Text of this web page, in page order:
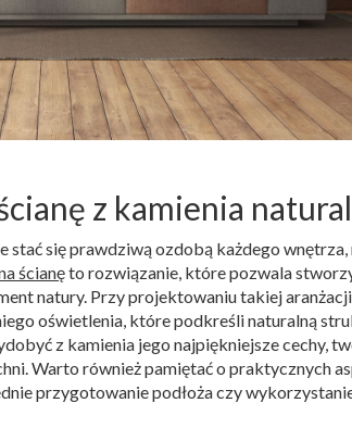
z kamienia
stać się prawdziwą ozdobą każdego wnętrza,
ścianęto rozwiązanie, które pozwala
natury. Przy projektowaniu takiej
oświetlenia, które podkreśli naturalną
z kamienia jego najpiękniejsze cechy,
Warto również pamiętać o praktycznych
przygotowanie podłoża czy